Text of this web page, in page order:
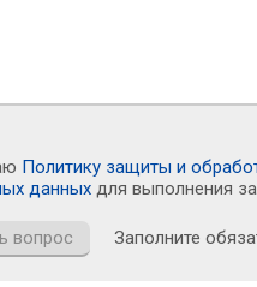
Политику защиты и
данных для выполнения
Заполните